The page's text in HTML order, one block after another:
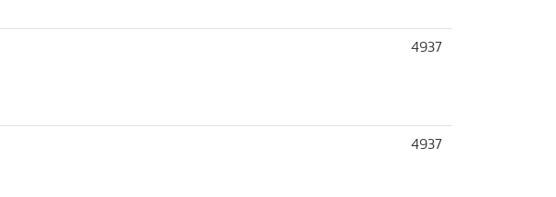
4937
4937